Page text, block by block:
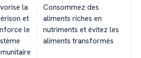
la
et
le
Consommez des
aliments riches en
nutriments et évitez les
aliments transformés